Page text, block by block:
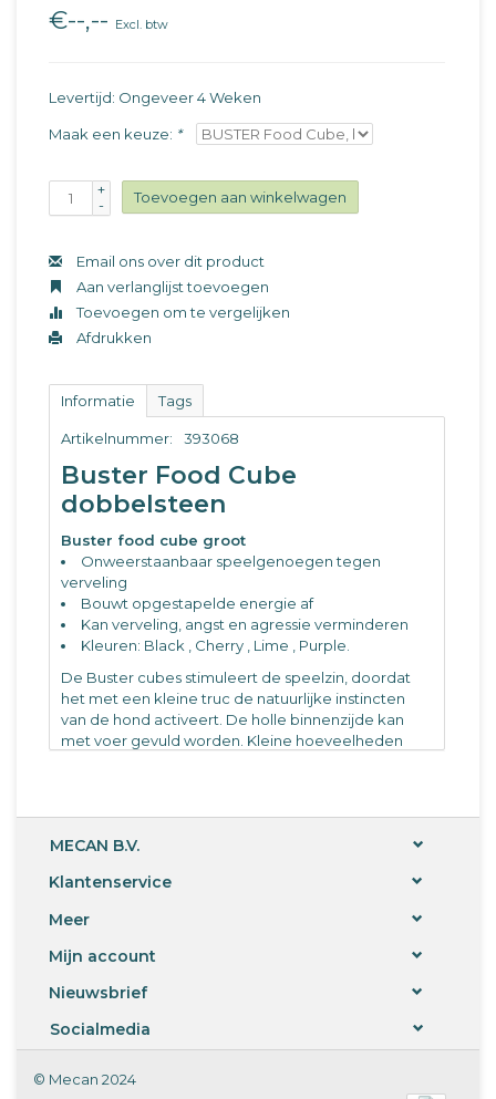
€--,-- Excl. btw
Levertijd: Ongeveer 4 Weken
Maak een keuze: *
+
-
Toevoegen aan winkelwagen
Email ons over dit product
Aan verlanglijst toevoegen
Toevoegen om te vergelijken
Afdrukken
Informatie Tags
Artikelnummer: 393068
Buster Food Cube
dobbelsteen
Buster food cube groot
Onweerstaanbaar speelgenoegen tegen
verveling
Bouwt opgestapelde energie af
Kan verveling, angst en agressie verminderen
Kleuren: Black , Cherry , Lime , Purple.
De Buster cubes stimuleert de speelzin, doordat
het met een kleine truc de natuurlijke instincten
van de hond activeert. De holle binnenzijde kan
met voer gevuld worden. Kleine hoeveelheden
(393068) Buster Food cube black
(393069) Buster Food cube cherry
(393070) Buster Food cube lime
(393071) Buster Food cube purple
per stuk.
MECAN B.V.
Klantenservice
Meer
Mijn account
Nieuwsbrief
Socialmedia